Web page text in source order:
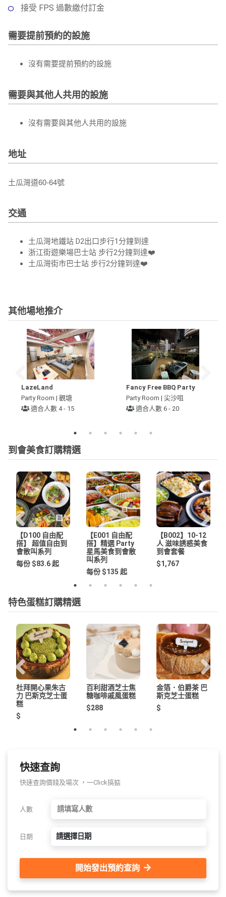
接受 FPS 過數繳付訂金
需要提前預約的設施
沒有需要提前預約的設施
需要與其他人共用的設施
沒有需要與其他人共用的設施
地址
土瓜灣道60-64號
交通
土瓜灣地鐵站 D2出口步行1分鐘到達
浙江街遊樂場巴士站 步行2分鐘到達❤️
土瓜灣街市巴士站 步行2分鐘到達❤️
其他場地推介
LazeLand
Party Room | 觀塘
適合人數 4 - 15
Fancy Free BBQ Party
Party Room | 尖沙咀
適合人數 6 - 20
到會美食訂購精選
【D100 自由配
搭】 超值自由到
會散叫系列
每份 $83.6 起
【E001 自由配
搭】精選 Party
星馬美食到會散
叫系列
每份 $135 起
【B002】10-12
人 滋味誘惑美食
到會套餐
$1,767
特色蛋糕訂購精選
杜拜開心果朱古
力 巴斯克芝士蛋
糕
$
百利甜酒芝士焦
糖咖啡戚風蛋糕
$288
金箔．伯爵茶 巴
斯克芝士蛋糕
$
快速查詢
快速查詢價錢及場次 ，一Click搞掂
人數
日期 請選擇日期
開始發出預約查詢